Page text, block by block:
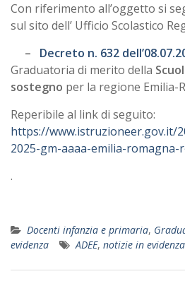
Con riferimento all’oggetto si
sul sito dell’ Ufficio Scolastico
– Decreto n. 632
Graduatoria di merito della
sostegno per la regione Emilia-
Reperibile al link di seguito:
https://www.istruzioneer.gov.it/
2025-gm-aaaa-emilia-
.
Docenti infanzia e primaria,
evidenza
ADEE, notizie in evidenza